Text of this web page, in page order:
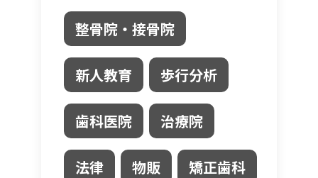
整骨院・接骨院
新人教育 歩行分析
歯科医院 治療院
法律 物販 矯正歯科